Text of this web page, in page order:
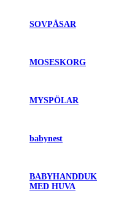
SOVPÅSAR
MOSESKORG
MYSPÖLAR
babynest
BABYHANDDUK
MED HUVA